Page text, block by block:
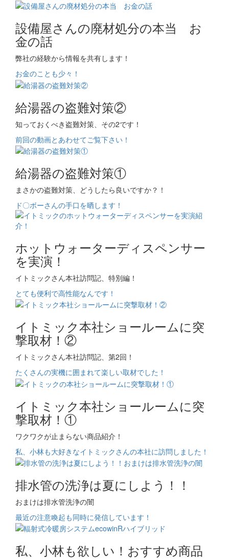
設備屋さんの廃材処分の本当 お
金の話
弊社の経験から情報を共有します！
お金のことも少々！
給湯器の盗難対策②
知っておくべき盗難対策、その2です！
前回の動画とあわせてご覧下さい！
給湯器の盗難対策①
まさかの盗難対策、どうしたら良いですか？！
ド〇ボーさんの手口を晒します！
ホットウォーターディスペンサー
を実演！
イトミックさん本社訪問記、特別編！
とても便利で高性能なんです！
イトミック本社ショールームに突
撃取材！②
イトミックさん本社訪問記、第2回！
たくさんの実機に囲まれて楽しい取材でした！
イトミック本社ショールームに突
撃取材！①
ワクワクが止まらない商品紹介！
私、小林も大好きなイトミックさんの本社に訪問しました！
排水管の洗浄は夏にしよう！！
おまけは排水管洗浄の闇
最近の注意喚起も同時に発信しています！
私、小林も欲しい！おすすめ商品